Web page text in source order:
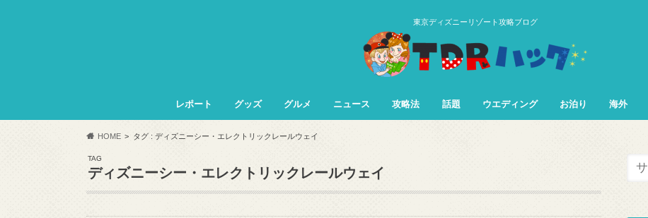
東京ディズニーリゾート攻略ブログ
レポート グッズ グルメ ニュース 攻略法 話題 ウエディング お泊り 海外
HOME タグ : ディズニーシー・エレクトリックレールウェイ
TAG
ディズニーシー・エレクトリックレールウェイ